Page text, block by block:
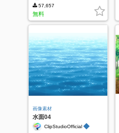
57,657
無料
画像素材
水面04
ClipStudioOfficial ◆